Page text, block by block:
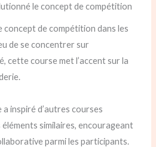
le concept de compétition
concept de compétition dans les
de se concentrer sur
cette course met l’accent sur la
inspiré d’autres courses
similaires, encourageant
parmi les participants.